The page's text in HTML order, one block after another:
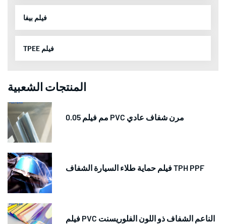
فيلم بيفا
TPEE فيلم
المنتجات الشعبية
0.05 مم فيلم PVC مرن شفاف عادي
فيلم حماية طلاء السيارة الشفاف TPH PPF
فيلم PVC الناعم الشفاف ذو اللون الفلوريسنت